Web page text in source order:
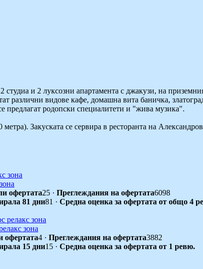
студиа и 2 луксозни апартамента с джакузи, на
различни видове кафе, домашна вита баничка,
предлагат родопски специалитети и "жива музика".
Закуската се сервира в ресторанта на
офертата25 · Преглеждания на офертата6098
81 дни81 · Средна оценка за офертата от общо 4
зона
офертата4 · Преглеждания на офертата3882
15 дни15 · Средна оценка за офертата от 1 ревю.